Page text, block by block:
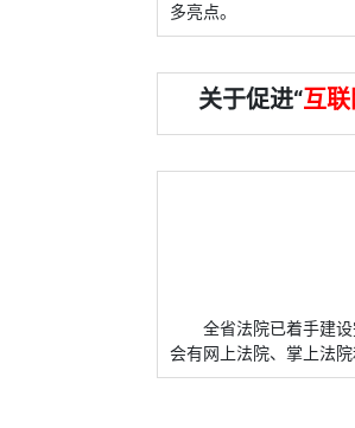
多亮点。
关于促进“互
全省法院已着手建
会有网上法院、掌上法院